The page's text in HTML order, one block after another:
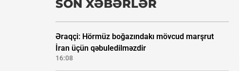
SON XƏBƏRLƏR
Əraqçi: Hörmüz boğazındakı mövcud marşrut
İran üçün qəbuledilməzdir
16:08